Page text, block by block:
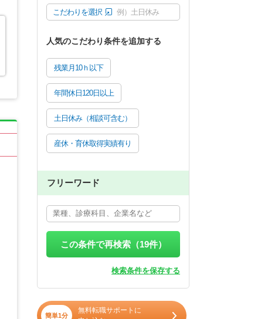
こだわりを選択 例）土日休み
人気のこだわり条件を追加する
残業月10ｈ以下
年間休日120日以上
土日休み（相談可含む）
産休・育休取得実績有り
フリーワード
この条件で再検索（19件）
検索条件を保存する
簡単1分
無料転職サポートに